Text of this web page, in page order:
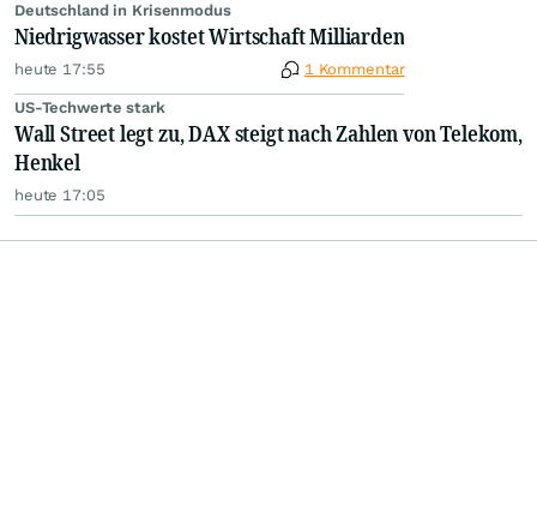
Deutschland in Krisenmodus
Niedrigwasser kostet Wirtschaft Milliarden
heute 17:55 1 Kommentar
US-Techwerte stark
Wall Street legt zu, DAX steigt nach Zahlen von Telekom,
Henkel
heute 17:05